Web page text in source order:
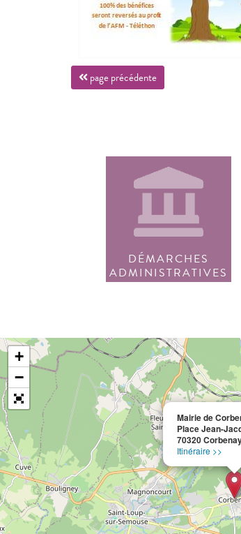
page précédente
DÉMARCHES
ADMINISTRATIVES
Mairie de
Place Jean-
70320
Itinéraire >>
+
−